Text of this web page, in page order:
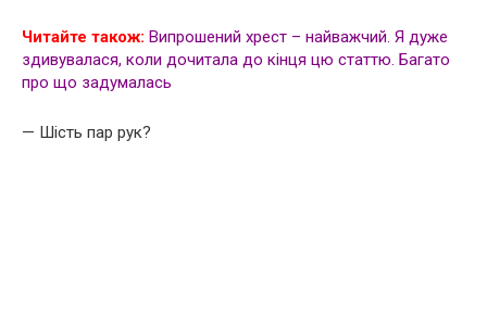
Читайте також: Випрошений хрест – найважчий. Я дуже
здивувалася, коли дочитала до кінця цю статтю. Багато
про що задумалась
— Шість пар рук?